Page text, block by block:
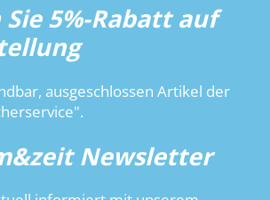
5%-Rabatt auf
ausgeschlossen Artikel der
Newsletter